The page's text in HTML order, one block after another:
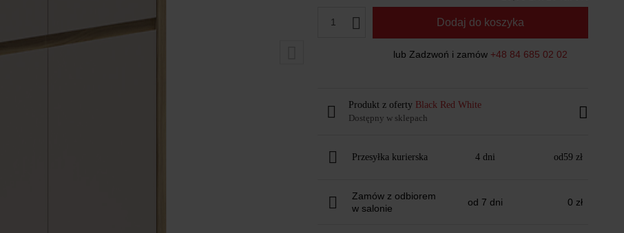
1 Dodaj do koszyka
lub Zadzwoń i zamów +48 84 685 02 02
Produkt z oferty Black Red White
Dostępny w sklepach
Przesyłka kurierska 4 dni od 59 zł
Zamów z odbiorem
w salonie
od 7 dni 0 zł